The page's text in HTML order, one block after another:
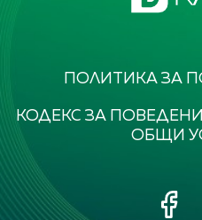
ПОЛИТИКА ЗА
КОДЕКС ЗА
ОБЩИ